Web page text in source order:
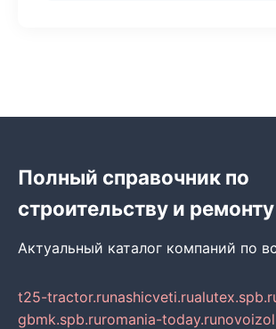
Полный справочник по
строительству и ремонту
Актуальный каталог компаний по
t25-tractor.runashicveti.ru
gbmk.spb.ruromania-today.ru